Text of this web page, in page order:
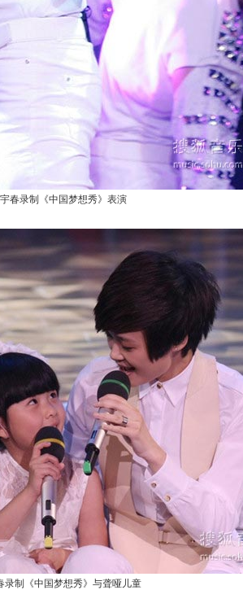
春录制《中国梦想秀》表演
录制《中国梦想秀》与聋哑儿童